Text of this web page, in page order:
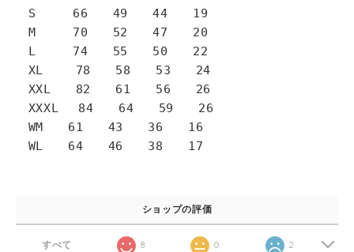
S 66 49 44 19
M 70 52 47 20
L 74 55 50 22
XL 78 58 53 24
XXL 82 61 56 26
XXXL 84 64 59 26
WM 61 43 36 16
WL 64 46 38 17
ショップの評価
すべて 8 0 2